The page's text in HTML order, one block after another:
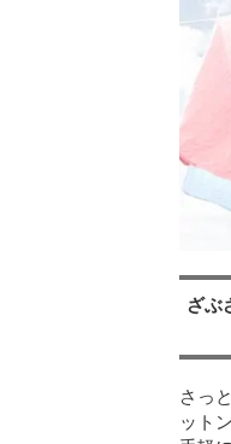
ざぶ
さっ
ット